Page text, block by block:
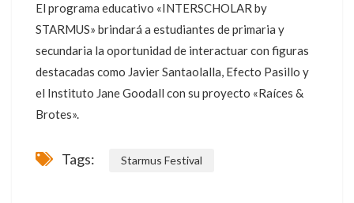
El programa educativo «INTERSCHOLAR by
STARMUS» brindará a estudiantes de primaria y
secundaria la oportunidad de interactuar con figuras
destacadas como Javier Santaolalla, Efecto Pasillo y
el Instituto Jane Goodall con su proyecto «Raíces &
Brotes».
Tags: Starmus Festival